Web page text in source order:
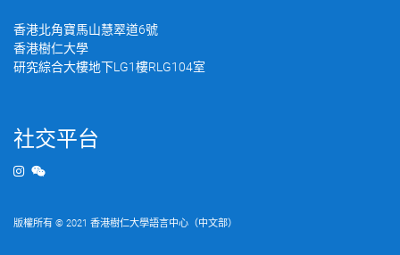
香港北角寶馬山慧翠道6號
香港樹仁大學
研究綜合大樓地下LG1樓RLG104室
社交平台
版權所有 © 2021 香港樹仁大學語言中心（中文部）